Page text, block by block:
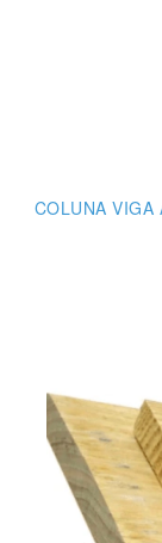
COLUNA